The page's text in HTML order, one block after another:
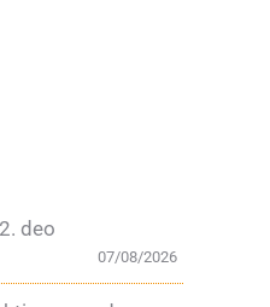
deo
07/08/2026